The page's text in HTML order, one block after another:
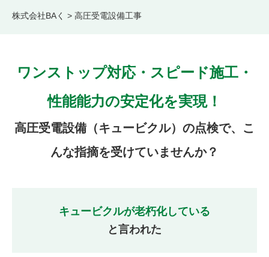
株式会社BAく > 高圧受電設備工事
ワンストップ対応・スピード施工・
性能能力の安定化を実現！
高圧受電設備（キュービクル）の点検で、こ
んな指摘を受けていませんか？
キュービクルが老朽化している
と言われた